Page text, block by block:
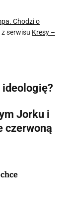
Chodzi o
serwisu Kresy –
Jorku i
czerwoną